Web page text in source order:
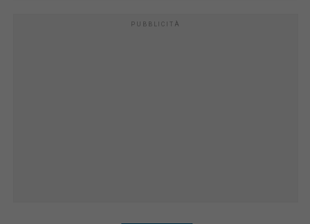
PUBBLICITÀ